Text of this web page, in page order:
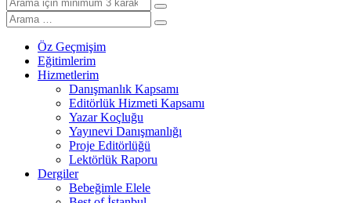
Öz Geçmişim
Eğitimlerim
Hizmetlerim
Danışmanlık Kapsamı
Editörlük Hizmeti Kapsamı
Yazar Koçluğu
Yayınevi Danışmanlığı
Proje Editörlüğü
Lektörlük Raporu
Dergiler
Bebeğimle Elele